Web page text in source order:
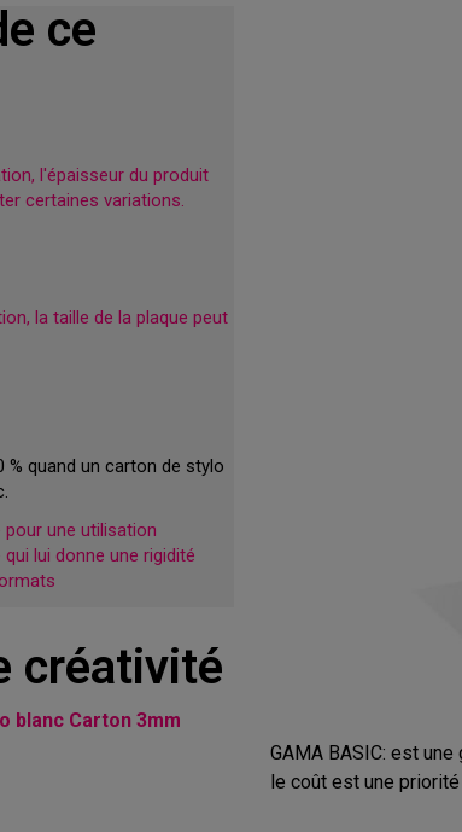
ce
l'épaisseur du produit
certaines variations.
la taille de la plaque peut
quand un carton de stylo
une utilisation
lui donne une rigidité
créativité
blanc Carton 3mm
GAMA BASIC: est
le coût est une priorité